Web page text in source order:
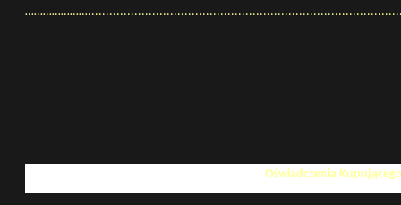
Oświadczenia